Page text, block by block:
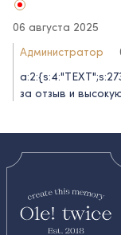
06 августа 2025
Администратор
за отзыв и